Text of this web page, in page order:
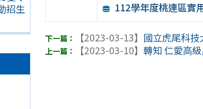
招生
112學年度桃連區實
【2023-03-13】 國立虎尾科
【2023-03-10】轉知 仁愛高